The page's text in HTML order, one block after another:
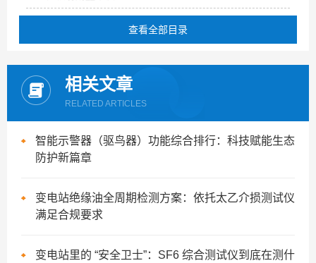
查看全部目录
相关文章
RELATED ARTICLES
智能示警器（驱鸟器）功能综合排行：科技赋能生态
防护新篇章
变电站绝缘油全周期检测方案：依托太乙介损测试仪
满足合规要求
变电站里的 “安全卫士”：SF6 综合测试仪到底在测什